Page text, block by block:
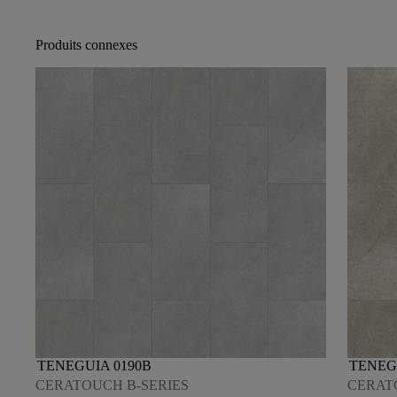
Produits connexes
TENEGUIA 0190B
CERATOUCH B-SERIES